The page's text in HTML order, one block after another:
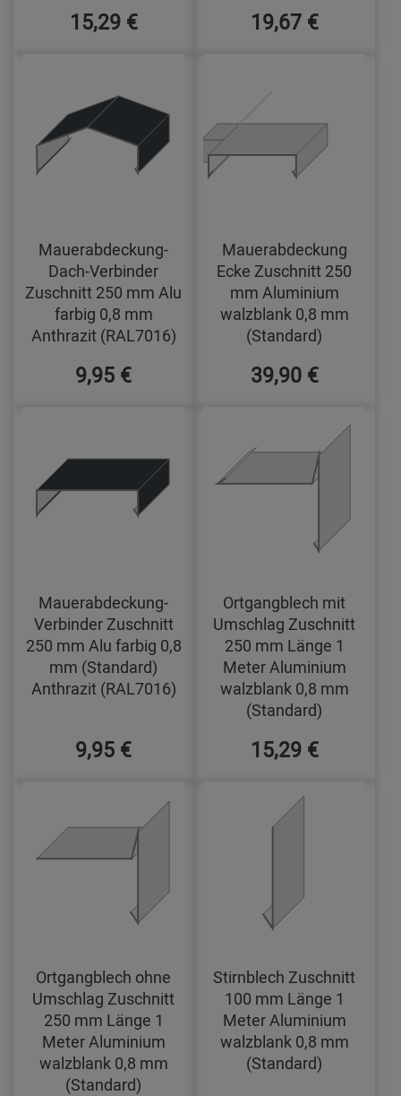
15,29 € 19,67 €
Mauerabdeckung-
Dach-Verbinder
Zuschnitt 250 mm Alu
farbig 0,8 mm
Anthrazit (RAL7016)
9,95 €
Mauerabdeckung
Ecke Zuschnitt 250
mm Aluminium
walzblank 0,8 mm
(Standard)
39,90 €
Mauerabdeckung-
Verbinder Zuschnitt
250 mm Alu farbig 0,8
mm (Standard)
Anthrazit (RAL7016)
9,95 €
Ortgangblech mit
Umschlag Zuschnitt
250 mm Länge 1
Meter Aluminium
walzblank 0,8 mm
(Standard)
15,29 €
Ortgangblech ohne
Umschlag Zuschnitt
250 mm Länge 1
Meter Aluminium
walzblank 0,8 mm
(Standard)
Stirnblech Zuschnitt
100 mm Länge 1
Meter Aluminium
walzblank 0,8 mm
(Standard)